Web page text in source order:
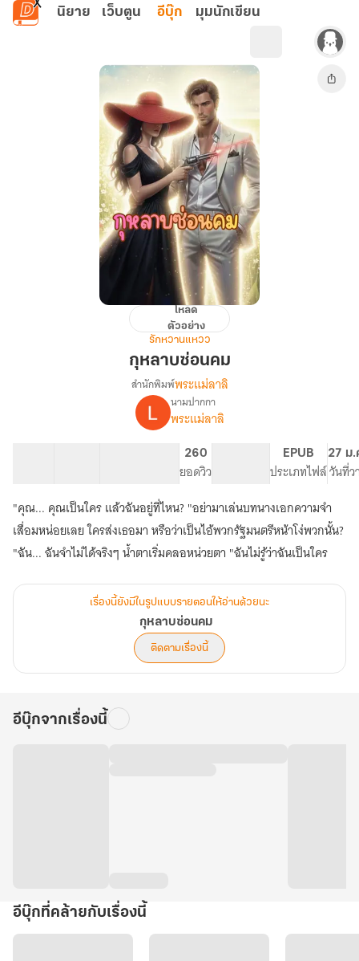
ข้ามไปยังเนื้อหาหลัก
นิยาย เว็บตูน อีบุ๊ก มุมนักเขียน
กุหลาบ
โหลด
ตัวอย่าง
รักหวานแหวว
กุหลาบซ่อนคม
เรื่อง
กุหลาบ
ซ่อน
คม
สำนักพิมพ์พระแม่ลาลิ
นามปากกา
พระแม่ลาลิ
260
ยอดวิว
EPUB
ประเภทไฟล์
27 ม
วันที่ว
"คุณ... คุณเป็นใคร แล้วฉันอยู่ที่ไหน? "อย่ามาเล่นบทนางเอกความจำ
เสื่อมหน่อยเลย ใครส่งเธอมา หรือว่าเป็นไอ้พวกรัฐมนตรีหน้าโง่พวกนั้น?
"ฉัน... ฉันจำไม่ได้จริงๆ น้ำตาเริ่มคลอหน่วยตา "ฉันไม่รู้ว่าฉันเป็นใคร
เรื่องนี้ยังมีในรูปแบบรายตอนให้อ่านด้วยนะ
กุหลาบซ่อนคม
ติดตามเรื่องนี้
อีบุ๊กจากเรื่องนี้
อีบุ๊กที่คล้ายกับเรื่องนี้